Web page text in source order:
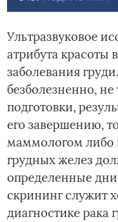
Ультразвуковое
атрибута красоты
заболевания
безболезненно,
подготовки,
его завершению,
маммологом либо
грудных желез
определенные дни
скрининг служит
диагностике рака